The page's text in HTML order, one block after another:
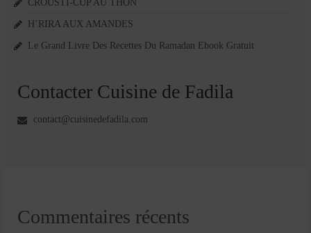
CROUSTI-CUP AU THON
H’RIRA AUX AMANDES
Le Grand Livre Des Recettes Du Ramadan Ebook Gratuit
Contacter Cuisine de Fadila
contact@cuisinedefadila.com
Commentaires récents